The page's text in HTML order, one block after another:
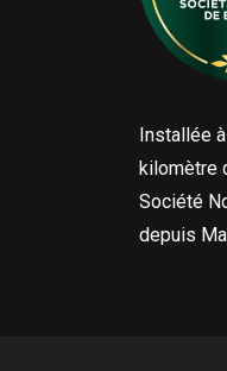
Installée
kilomètre
Société
depuis